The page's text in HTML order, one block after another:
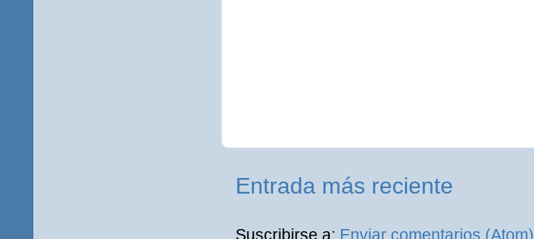
Entrada más reciente
Suscribirse a: Enviar comentarios (Atom)